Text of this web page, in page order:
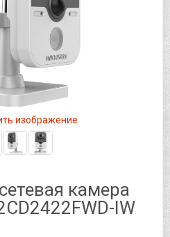
изображение
камера
IW